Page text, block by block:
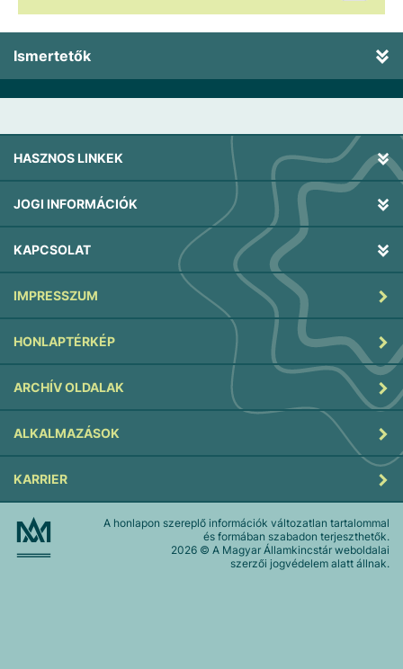
Ismertetők
HASZNOS LINKEK
JOGI INFORMÁCIÓK
KAPCSOLAT
IMPRESSZUM
HONLAPTÉRKÉP
ARCHÍV OLDALAK
ALKALMAZÁSOK
KARRIER
A honlapon szereplő információk változatlan tartalommal
és formában szabadon terjeszthetők.
2026 © A Magyar Államkincstár weboldalai
szerzői jogvédelem alatt állnak.